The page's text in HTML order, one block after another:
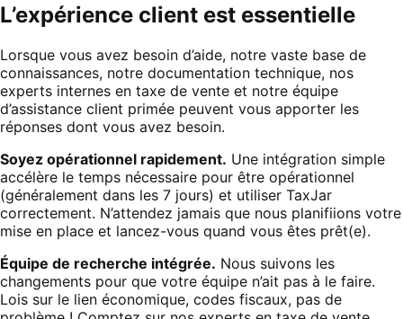
L’expérience client est essentielle
Lorsque vous avez besoin d’aide, notre vaste base de
connaissances, notre documentation technique, nos
experts internes en taxe de vente et notre équipe
d’assistance client primée peuvent vous apporter les
réponses dont vous avez besoin.
Soyez opérationnel rapidement. Une intégration simple
accélère le temps nécessaire pour être opérationnel
(généralement dans les 7 jours) et utiliser TaxJar
correctement. N’attendez jamais que nous planifiions votre
mise en place et lancez-vous quand vous êtes prêt(e).
Équipe de recherche intégrée. Nous suivons les
changements pour que votre équipe n’ait pas à le faire.
Lois sur le lien économique, codes fiscaux, pas de